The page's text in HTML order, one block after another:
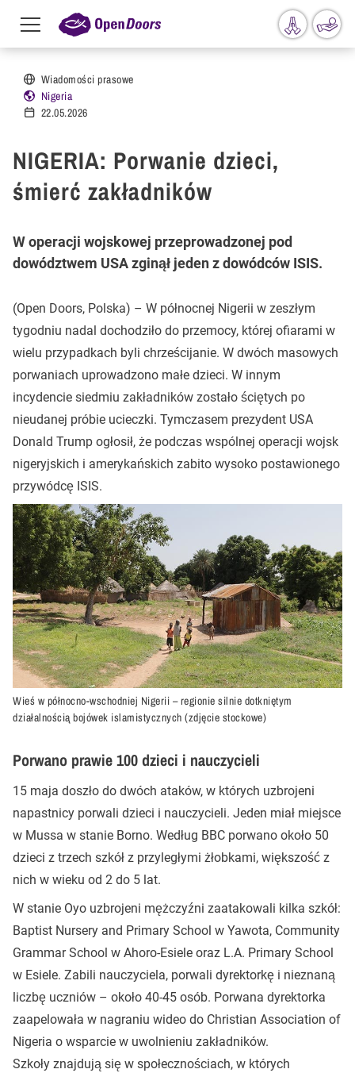
Przejdź do treści
Menu
toggle
Wiadomości prasowe
Nigeria
22.05.2026
NIGERIA: Porwanie dzieci,
śmierć zakładników
W operacji wojskowej przeprowadzonej pod
dowództwem USA zginął jeden z dowódców ISIS.
(Open Doors, Polska) – W północnej Nigerii w zeszłym
tygodniu nadal dochodziło do przemocy, której ofiarami w
wielu przypadkach byli chrześcijanie. W dwóch masowych
porwaniach uprowadzono małe dzieci. W innym
incydencie siedmiu zakładników zostało ściętych po
nieudanej próbie ucieczki. Tymczasem prezydent USA
Donald Trump ogłosił, że podczas wspólnej operacji wojsk
nigeryjskich i amerykańskich zabito wysoko postawionego
przywódcę ISIS.
Wieś w północno-wschodniej Nigerii – regionie silnie dotkniętym
działalnością bojówek islamistycznych (zdjęcie stockowe)
Porwano prawie 100 dzieci i nauczycieli
15 maja doszło do dwóch ataków, w których uzbrojeni
napastnicy porwali dzieci i nauczycieli. Jeden miał miejsce
w Mussa w stanie Borno. Według BBC porwano około 50
dzieci z trzech szkół z przyległymi żłobkami, większość z
nich w wieku od 2 do 5 lat.
W stanie Oyo uzbrojeni mężczyźni zaatakowali kilka szkół:
Baptist Nursery and Primary School w Yawota, Community
Grammar School w Ahoro-Esiele oraz L.A. Primary School
w Esiele. Zabili nauczyciela, porwali dyrektorkę i nieznaną
liczbę uczniów – około 40-45 osób. Porwana dyrektorka
zaapelowała w nagraniu wideo do Christian Association of
Nigeria o wsparcie w uwolnieniu zakładników.
Szkoły znajdują się w społecznościach, w których